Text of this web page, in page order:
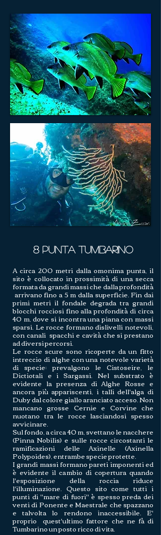
8 Punta Tumbarino
A circa 200 metri dalla omonima punta, il
sito è collocato in prossimità di una secca
formata da grandi massi che dalla profondità
arrivano fino a 5 m dalla superficie. Fin dai
primi metri il fondale degrada tra grandi
blocchi rocciosi fino alla profondità di circa
40 m, dove si incontra una piana con massi
sparsi. Le rocce formano dislivelli notevoli,
con canali spacchi e cavità che si prestano
ad diversi percorsi.
Le rocce scure sono ricoperte da un fitto
intreccio di alghe con una notevole varietà
di specie: prevalgono le Cistoseire, le
Dictiotali e i Sargassi. Nel substrato è
evidente la presenza di Alghe Rosse e
ancora più appariscenti, i talli dell'alga di
Duby dal colore giallo aranciato acceso. Non
mancano grosse Cernie e Corvine che
nuotano tra le rocce lasciandosi spesso
avvicinare.
Sul fondo, a circa 40 m, svettano le nacchere
(Pinna Nobilis) e sulle rocce circostanti le
ramificazioni delle Axinelle (Axinella
Polypoides), entrambe specie protette.
I grandi massi formano pareti imponenti ed
è evidente il cambio di copertura quando
l'esposizione della roccia riduce
l'illuminazione. Questo sito come tutti i
punti di "mare di fuori" è spesso preda dei
venti di Ponente e Maestrale che spazzano
e talvolta lo rendono inaccessibile. E'
proprio quest'ultimo fattore che ne fà di
Tumbarino un posto ricco di vita.